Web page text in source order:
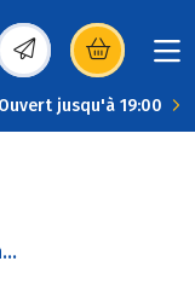
dans une
Ouvert jusqu'à 19:00